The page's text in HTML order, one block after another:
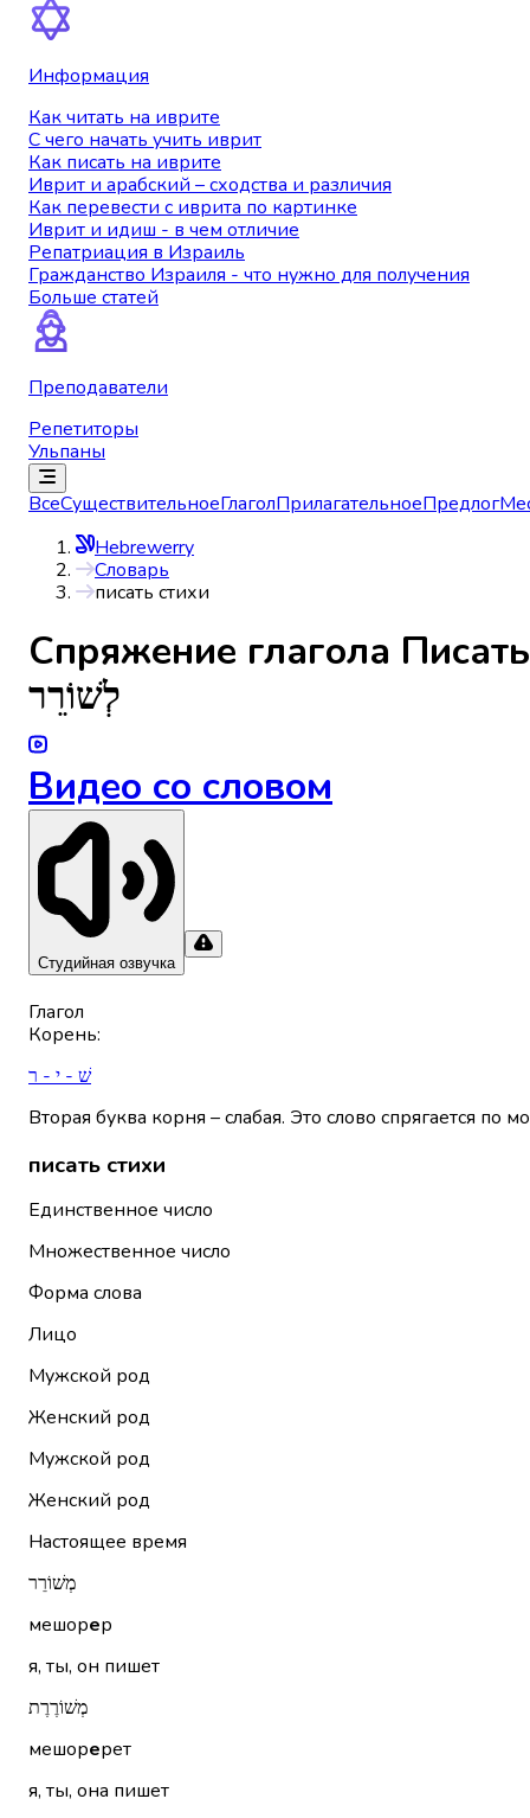
Информация
Как читать на иврите
С чего начать учить иврит
Как писать на иврите
Иврит и арабский – сходства и различия
Как перевести с иврита по картинке
Иврит и идиш - в чем отличие
Репатриация в Израиль
Гражданство Израиля - что нужно для получения
Больше статей
Преподаватели
Репетиторы
Ульпаны
ВсеСуществительноеГлаголПрилагательноеПредлог
Hebrewerry
Словарь
писать стихи
Спряжениe глагола
לְשׁוֹרֵר
Видео со словом
Студийная озвучка
Глагол
Корень:
שׁ - י - ר
Вторая буква корня – слабая. Это слово спрягается по
писать стихи
Единственное число
Множественное число
Форма слова
Лицо
Мужской род
Женский род
Мужской род
Женский род
Настоящее время
מְשׁוֹרֵר
мешорер
я, ты, он пишет
מְשׁוֹרֶרֶת
мешоререт
я, ты, она пишет